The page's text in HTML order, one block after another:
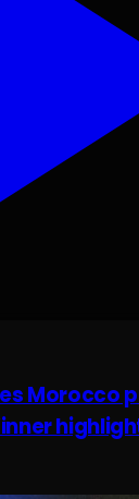
Morocco